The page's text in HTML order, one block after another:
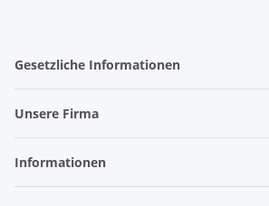
Gesetzliche Informationen
Unsere Firma
Informationen